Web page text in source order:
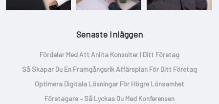
Senaste Inläggen
Fördelar Med Att Anlita Konsulter I Ditt Företag
Så Skapar Du En Framgångsrik Affärsplan För Ditt Företag
Optimera Digitala Lösningar För Högre Lönsamhet
Företagare – Så Lyckas Du Med Konferensen